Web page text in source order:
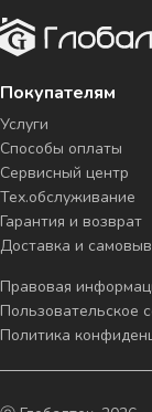
Покупателям
Услуги
Способы оплаты
Сервисный центр
Тех.обслуживание
Гарантия и возврат
Доставка и
Правовая
Пользовательское
Политика